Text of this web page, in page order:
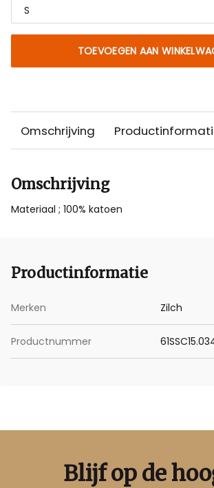
TOEVOEGEN AAN
Omschrijving
Omschrijving
Materiaal ; 100% katoen
Productinformatie
Merken Zilch
Productnummer
Blijf op de